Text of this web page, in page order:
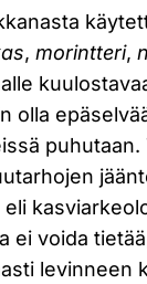
, morintteri,
olla
puhutaan.
ei voida
levinneen